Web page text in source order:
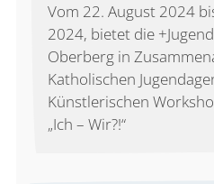
Vom 22. August 2024
2024, bietet die
Oberberg in
Katholischen
Künstlerischen
„Ich – Wir?!“